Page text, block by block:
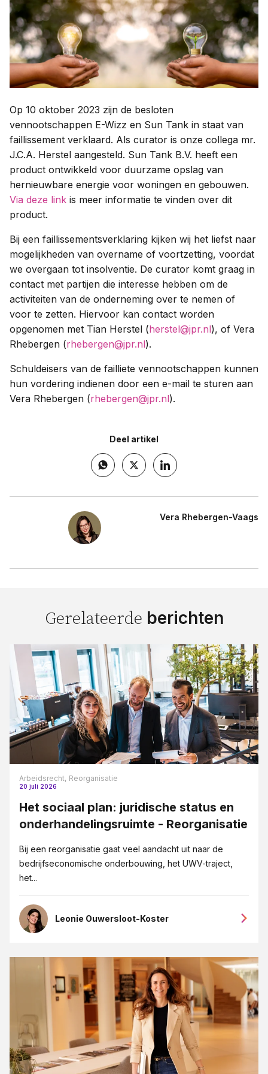
Contact
Taal:
Op 10 oktober 2023 zijn de besloten
vennootschappen E-Wizz en Sun Tank in staat van
faillissement verklaard. Als curator is onze collega mr.
J.C.A. Herstel aangesteld. Sun Tank B.V. heeft een
product ontwikkeld voor duurzame opslag van
hernieuwbare energie voor woningen en gebouwen.
Via deze link is meer informatie te vinden over dit
product.
Bij een faillissementsverklaring kijken wij het liefst naar
mogelijkheden van overname of voortzetting, voordat
we overgaan tot insolventie. De curator komt graag in
contact met partijen die interesse hebben om de
activiteiten van de onderneming over te nemen of
voor te zetten. Hiervoor kan contact worden
opgenomen met Tian Herstel (herstel@jpr.nl), of Vera
Rhebergen (rhebergen@jpr.nl).
Schuldeisers van de failliete vennootschappen kunnen
hun vordering indienen door een e-mail te sturen aan
Vera Rhebergen (rhebergen@jpr.nl).
Deel artikel
Vera Rhebergen-Vaags
Gerelateerde berichten
Arbeidsrecht, Reorganisatie
20 juli 2026
Het sociaal plan: juridische status en
onderhandelingsruimte - Reorganisatie
Bij een reorganisatie gaat veel aandacht uit naar de
bedrijfseconomische onderbouwing, het UWV-traject,
het...
Leonie Ouwersloot-Koster